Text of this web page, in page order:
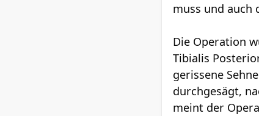
muss und auch
Die Operation
Tibialis
gerissene
durchgesägt,
meint der